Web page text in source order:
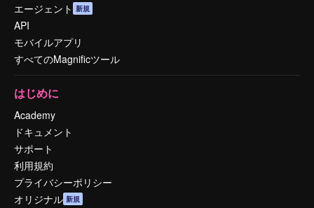
エージェント 新規
API
モバイルアプリ
すべてのMagnificツール
はじめに
Academy
ドキュメント
サポート
利用規約
プライバシーポリシー
オリジナル 新規